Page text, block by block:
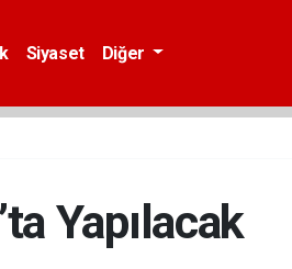
Siyaset Diğer
Yapılacak